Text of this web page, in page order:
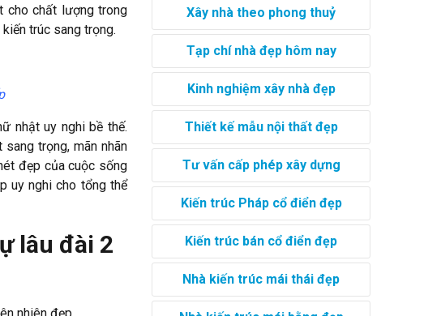
cho chất lượng trong
trúc sang trọng.
nhật uy nghi bề thế.
trọng, mãn nhãn
đẹp của cuộc sống
uy nghi cho tổng thể
lâu đài 2
Xây nhà theo phong thuỷ
Tạp chí nhà đẹp hôm nay
Kinh nghiệm xây nhà đẹp
Thiết kế mẫu nội thất đẹp
Tư vấn cấp phép xây dựng
Kiến trúc Pháp cổ điển đẹp
Kiến trúc bán cổ điển đẹp
Nhà kiến trúc mái thái đẹp